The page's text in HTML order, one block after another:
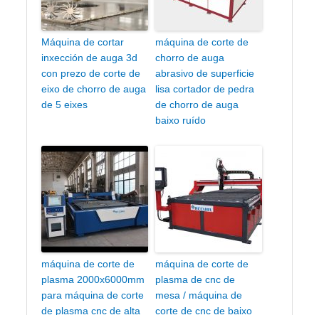
Máquina de cortar
inxección de auga 3d
con prezo de corte de
eixo de chorro de auga
de 5 eixes
máquina de corte de
chorro de auga
abrasivo de superficie
lisa cortador de pedra
de chorro de auga
baixo ruído
máquina de corte de
plasma 2000x6000mm
para máquina de corte
de plasma cnc de alta
máquina de corte de
plasma de cnc de
mesa / máquina de
corte de cnc de baixo